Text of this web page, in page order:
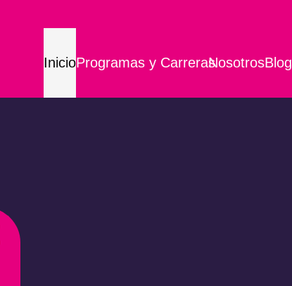
InicioProgramas y CarrerasNosotrosBlog